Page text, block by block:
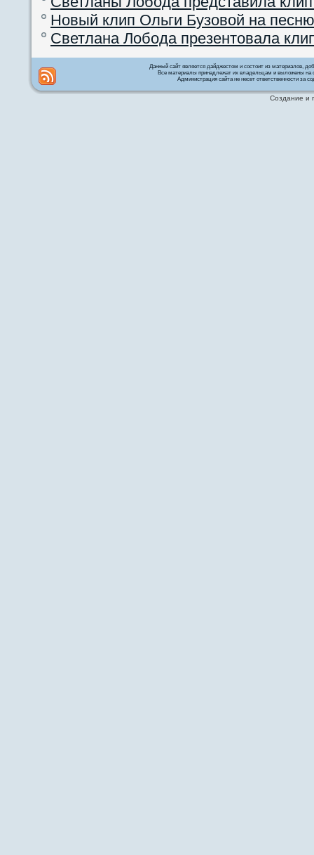
Новый клип Ольги Бузовой на
Светлана Лобода презентовала
Данный сайт является дайджестом и состоит из материалов,
Все материалы принадлежат их владельцам и выложены на
Администрация сайта не несет ответственности за
Создание и